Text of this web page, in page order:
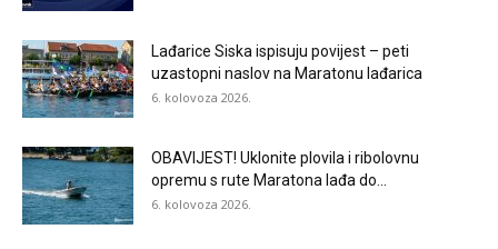
Lađarice Siska ispisuju povijest – peti
uzastopni naslov na Maratonu lađarica
6. kolovoza 2026.
OBAVIJEST! Uklonite plovila i ribolovnu
opremu s rute Maratona lađa do...
6. kolovoza 2026.